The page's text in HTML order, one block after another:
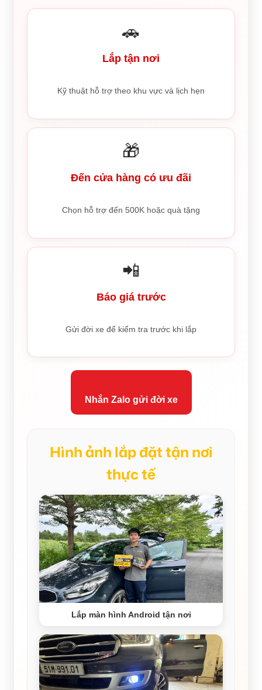
🚗
Lắp tận nơi
Kỹ thuật hỗ trợ theo khu vực và lịch hẹn
🎁
Đến cửa hàng có ưu đãi
Chọn hỗ trợ đến 500K hoặc quà tặng
📲
Báo giá trước
Gửi đời xe để kiểm tra trước khi lắp
Nhắn Zalo gửi đời xe
Hình ảnh lắp đặt tận nơi
thực tế
Lắp màn hình Android tận nơi